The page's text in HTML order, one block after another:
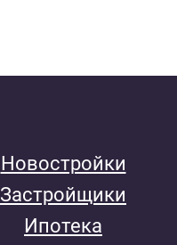
Новостройки
Застройщики
Ипотека